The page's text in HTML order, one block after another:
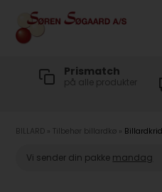
Prismatch
på alle produkter
BILLARD Tilbehør billardkø
Vi sender din pakke mandag